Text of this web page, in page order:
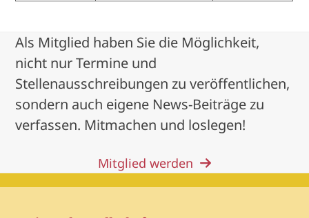
Als Mitglied haben Sie die Möglichkeit,
nicht nur Termine und
Stellenausschreibungen zu veröffentlichen,
sondern auch eigene News-Beiträge zu
verfassen. Mitmachen und loslegen!
Mitglied werden